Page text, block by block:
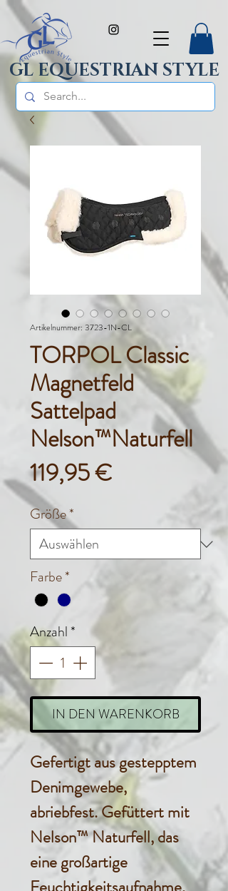
GL EQUESTRIAN STYLE
Artikelnummer: 3723-1N-CL
TORPOL Classic
Magnetfeld
Sattelpad
Nelson™Naturfell
119,95 €Preis
Größe*
Farbe*
Anzahl *
IN DEN WARENKORB
Gefertigt aus gestepptem
Denimgewebe,
abriebfest. Gefüttert mit
Nelson™ Naturfell, das
eine großartige